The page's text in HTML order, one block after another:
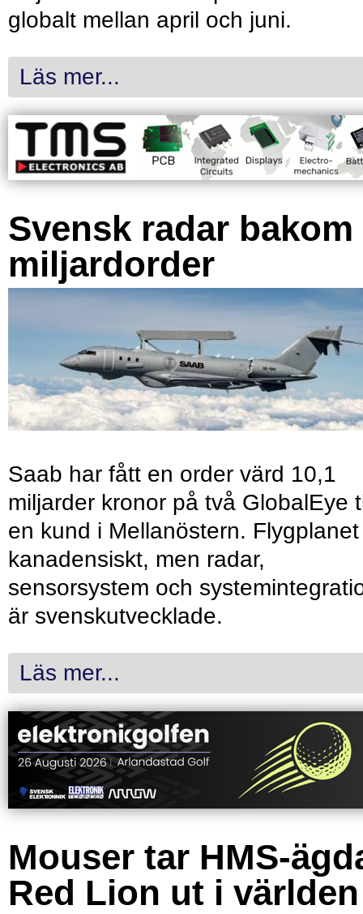
globalt mellan april och juni.
Läs mer...
Svensk radar bakom
miljardorder
Saab har fått en order värd 10,1
miljarder kronor på två GlobalEye
en kund i Mellanöstern.
kanadensiskt, men radar,
sensorsystem och
är svenskutvecklade.
Läs mer...
Mouser tar HMS-
Red Lion ut i världen